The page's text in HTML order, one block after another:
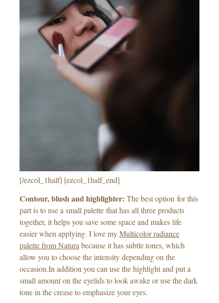
[/ezcol_1half] [ezcol_1half_end]
Contour, blush and highlighter: The best option for this
part is to use a small palette that has all three products
together, it helps you save some space and makes life
easier when applying. I love myMulticolor radiance
palette from Natura because it has subtle tones, which
allow you to choose the intensity depending on the
occasion.In addition you can use the highlight and put a
small amount on the eyelids to look awake or use the dark
tone in the crease to emphasize your eyes.